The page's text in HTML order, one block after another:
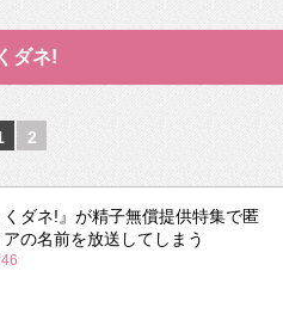
ダネ!
2
くダネ!』が精子無償提供特集で匿
の名前を放送してしまう